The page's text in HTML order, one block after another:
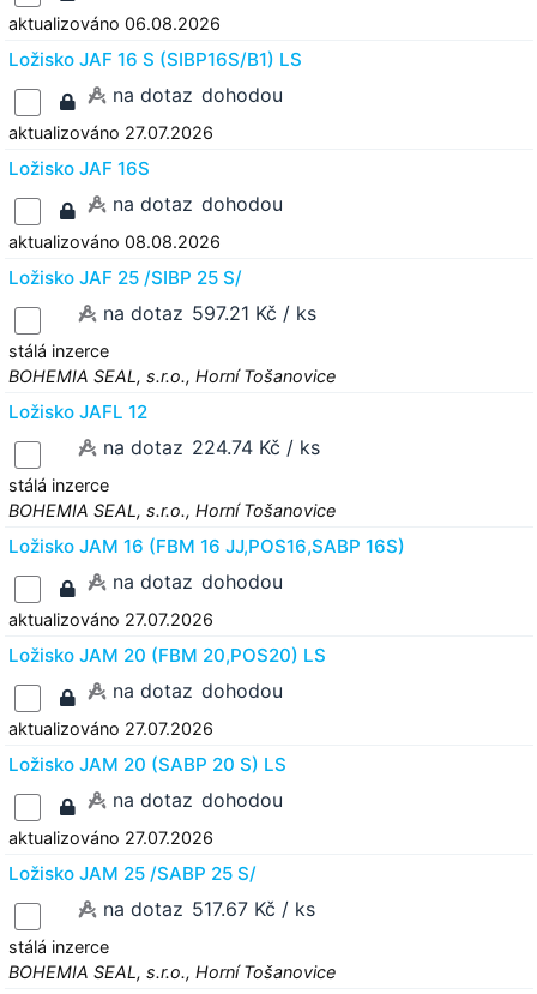
aktualizováno 06.08.2026
Ložisko JAF 16 S (SIBP16S/B1) LS
na dotaz dohodou
aktualizováno 27.07.2026
Ložisko JAF 16S
na dotaz dohodou
aktualizováno 08.08.2026
Ložisko JAF 25 /SIBP 25 S/
na dotaz 597.21 Kč / ks
stálá inzerce
BOHEMIA SEAL, s.r.o., Horní Tošanovice
Ložisko JAFL 12
na dotaz 224.74 Kč / ks
stálá inzerce
BOHEMIA SEAL, s.r.o., Horní Tošanovice
Ložisko JAM 16 (FBM 16 JJ,POS16,SABP 16S)
na dotaz dohodou
aktualizováno 27.07.2026
Ložisko JAM 20 (FBM 20,POS20) LS
na dotaz dohodou
aktualizováno 27.07.2026
Ložisko JAM 20 (SABP 20 S) LS
na dotaz dohodou
aktualizováno 27.07.2026
Ložisko JAM 25 /SABP 25 S/
na dotaz 517.67 Kč / ks
stálá inzerce
BOHEMIA SEAL, s.r.o., Horní Tošanovice